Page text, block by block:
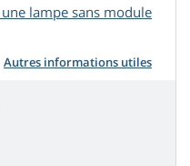
lampe sans module
Autres informations utiles